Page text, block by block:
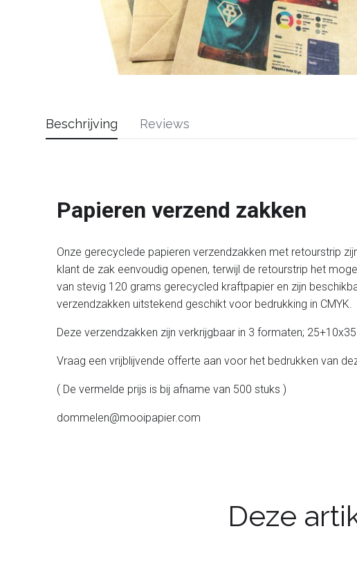
Beschrijving
Papieren verzend zakken
Onze gerecyclede papieren verzendzakken met retourstrip
klant de zak eenvoudig openen, terwijl de retourstrip het
van stevig 120 grams gerecycled kraftpapier en zijn
verzendzakken uitstekend geschikt voor bedrukking in CMYK.
Deze verzendzakken zijn verkrijgbaar in 3 formaten;
Vraag een vrijblijvende offerte aan voor het bedrukken van
( De vermelde prijs is bij afname van 500 stuks )
dommelen@mooipapier.com
Reviews
Deze